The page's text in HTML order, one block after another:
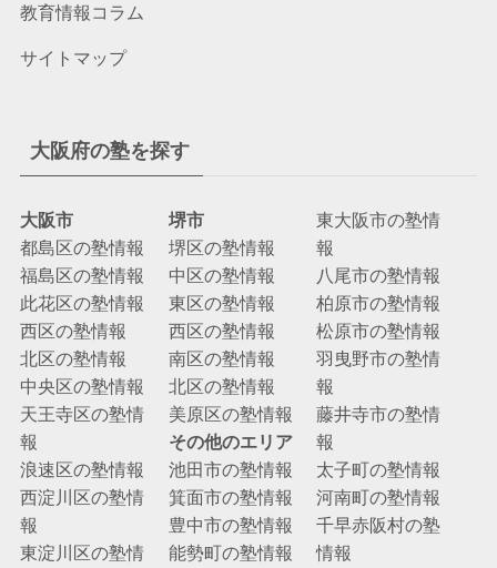
教育情報コラム
サイトマップ
大阪府の塾を探す
大阪市
都島区の塾情報
福島区の塾情報
此花区の塾情報
西区の塾情報
北区の塾情報
中央区の塾情報
天王寺区の塾情
報
浪速区の塾情報
西淀川区の塾情
報
東淀川区の塾情
堺市
堺区の塾情報
中区の塾情報
東区の塾情報
西区の塾情報
南区の塾情報
北区の塾情報
美原区の塾情報
その他のエリア
池田市の塾情報
箕面市の塾情報
豊中市の塾情報
能勢町の塾情報
東大阪市の塾情
報
八尾市の塾情報
柏原市の塾情報
松原市の塾情報
羽曳野市の塾情
報
藤井寺市の塾情
報
太子町の塾情報
河南町の塾情報
千早赤阪村の塾
情報